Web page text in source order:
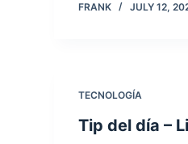
FRANK JULY 12,
TECNOLOGÍA
Tip del día –